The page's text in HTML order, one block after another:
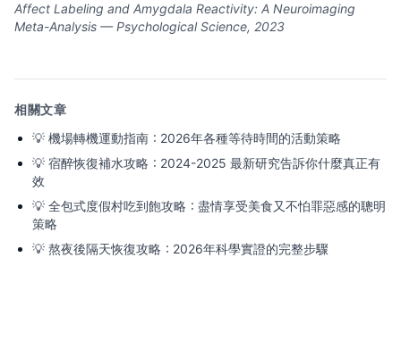
Affect Labeling and Amygdala Reactivity: A Neuroimaging
Meta-Analysis — Psychological Science, 2023
相關文章
💡 機場轉機運動指南：2026年各種等待時間的活動策略
💡 宿醉恢復補水攻略：2024-2025 最新研究告訴你什麼真正有
效
💡 全包式度假村吃到飽攻略：盡情享受美食又不怕罪惡感的聰明
策略
💡 熬夜後隔天恢復攻略：2026年科學實證的完整步驟